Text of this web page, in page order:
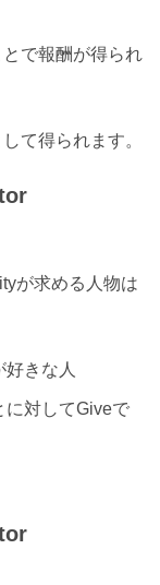
で報酬が得られ
て得られます。
が求める人物は
きな人
に対してGiveで